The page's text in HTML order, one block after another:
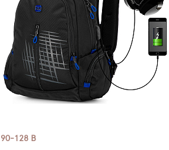
90-128 B